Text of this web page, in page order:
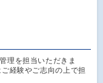
理を担当いただきま
経験やご志向の上で担